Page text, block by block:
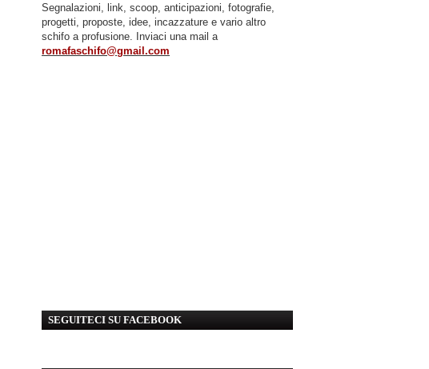
Segnalazioni, link, scoop, anticipazioni, fotografie,
progetti, proposte, idee, incazzature e vario altro
schifo a profusione. Inviaci una mail a
romafaschifo@gmail.com
SEGUITECI SU FACEBOOK